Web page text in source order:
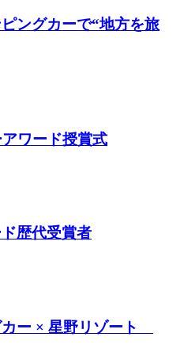
ングカーで“地方を旅
ワード授賞式
歴代受賞者
カー × 星野リゾート